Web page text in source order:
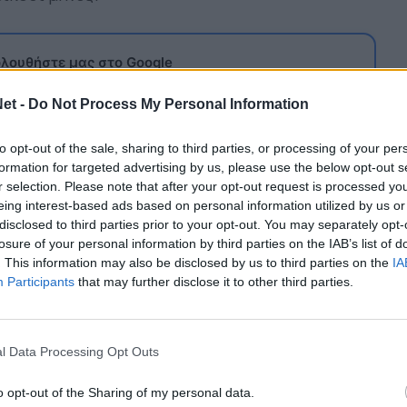
- Do Not Process My Personal Information
opt-out of the sale, sharing to third parties, or processing of your
for targeted advertising by us, please use the below opt-out
selection. Please note that after your opt-out request is processed
interest-based ads based on personal information utilized by us
to third parties prior to your opt-out. You may separately
of your personal information by third parties on the IAB’s list of
This information may also be disclosed by us to third parties on the
Participants that may further disclose it to other third parties.
Data Processing Opt Outs
opt-out of the Sharing of my personal data.
μας στο Google
στο ξεκίνημα της σεζόν 2018/19 και
της επιθετικής γραμμής της ομάδας του
σε Ολυμπιακό, ΑΕΚ και ΠΑΟΚ.
τον Δεκέμβριο του 2018 στο «Βικελίδης» τον
περασμένο Ιανουάριο. Ο ποδοσφαιριστής
και να συνεχίσει την καριέρα του
κατηγορία με τα χρώματα της Χάλμσταντ.
από είκοσι μήνες, στο ντεμπούτο του με τη